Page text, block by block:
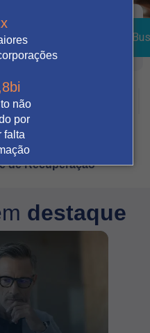
não
por
falta
Prevenção à fraude
de Recuperação
destaque